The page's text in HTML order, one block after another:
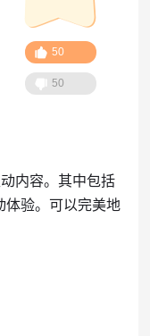
50
50
内容。其中包括
体验。可以完美地